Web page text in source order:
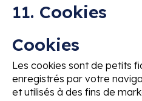
11. Cookies
Cookies
Les cookies sont de petits
enregistrés par votre
et utilisés à des fins de